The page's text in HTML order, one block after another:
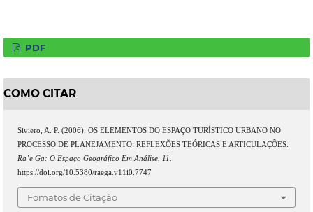
PDF
COMO CITAR
Siviero, A. P. (2006). OS ELEMENTOS DO ESPAÇO TURÍSTICO URBANO NO
PROCESSO DE PLANEJAMENTO: REFLEXÕES TEÓRICAS E ARTICULAÇÕES.
Ra’e Ga: O Espaço Geográfico Em Análise, 11
https://doi.org/10.5380/raega.v11i0.7747
Fomatos de Citação